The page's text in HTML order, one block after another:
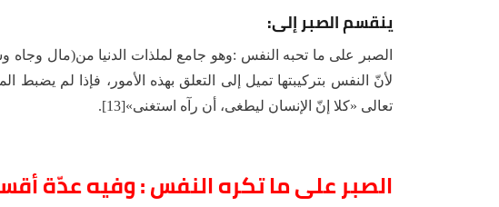
ينقسم الصبر إلى:
الصبر على ما تحبه النفس :وهو جامع لملذات الدنيا من(مال وجاه
لأنّ النفس بتركيبتها تميل إلى التعلق بهذه الأمور، فإذا لم
تعالى «كلا إنّ الإنسان ليطغى، أن رآه استغنى»[13].
الصبر على ما تكره النفس : وفيه عدّة